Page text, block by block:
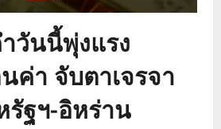
วันนี้พุ่งแรง
ค่า จับตาเจรจา
ฐฯ-อิหร่าน